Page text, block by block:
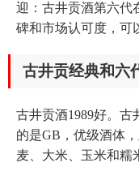
迎：古井贡酒第六代
碑和市场认可度，可
古井贡经典和六
古井贡酒1989好。古
的是GB，优级酒体
麦、大米、玉米和糯